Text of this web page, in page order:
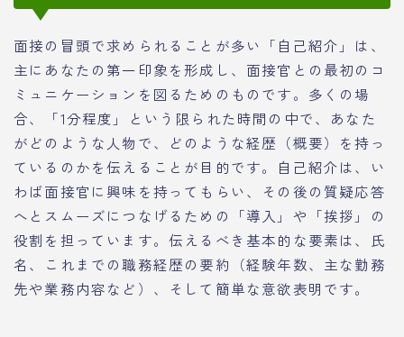
面接の冒頭で求められることが多い「自己紹介」は、
主にあなたの第一印象を形成し、面接官との最初のコ
ミュニケーションを図るためのものです。多くの場
合、「1分程度」という限られた時間の中で、あなた
がどのような人物で、どのような経歴（概要）を持っ
ているのかを伝えることが目的です。自己紹介は、い
わば面接官に興味を持ってもらい、その後の質疑応答
へとスムーズにつなげるための「導入」や「挨拶」の
役割を担っています。伝えるべき基本的な要素は、氏
名、これまでの職務経歴の要約（経験年数、主な勤務
先や業務内容など）、そして簡単な意欲表明です。